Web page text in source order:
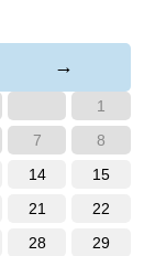
→
1
7
8
14
15
21
22
28
29